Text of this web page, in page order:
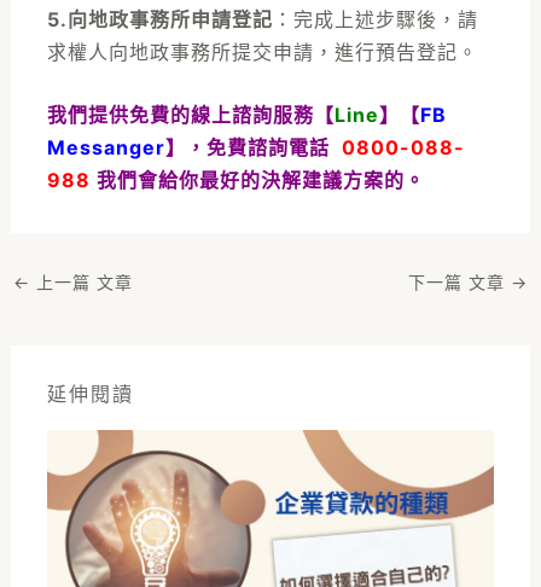
5.向地政事務所申請登記 ： 完成上述步驟後，請
求權人向地政事務所提交申請，進行預告登記。
我們提供免費的線上諮詢服務【Line】【FB
Messanger】，免費諮詢電話 0800-088-
988 我們會給你最好的決解建議方案的。
← 上一篇 文章 下一篇 文章 →
延伸閱讀